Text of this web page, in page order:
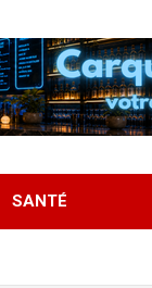
SANTÉ